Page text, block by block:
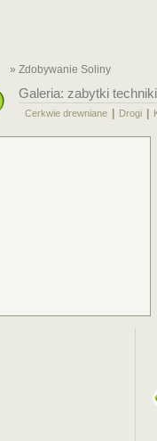
» Zdobywanie Soliny
Galeria: zabytki techniki
Cerkwie drewniane Drogi